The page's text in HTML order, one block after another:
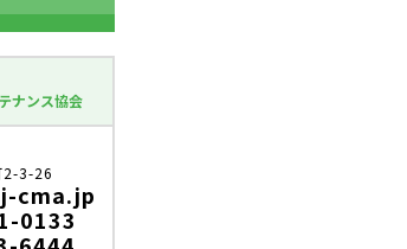
ナンス協会
2-3-26
cma.jp
0133